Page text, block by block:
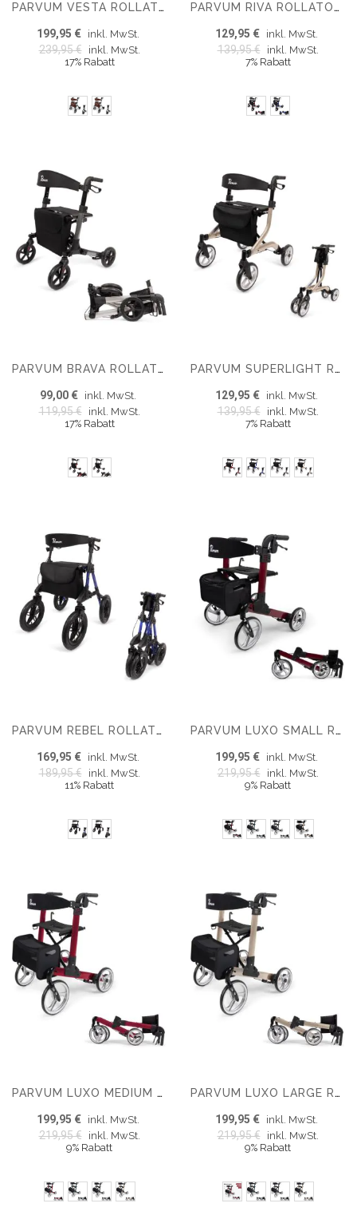
PARVUM VESTA ROLLATOR, LEICHT 6,3 KG, FALTBAR
199,95 € inkl. MwSt.
239,95 €
inkl. MwSt.
17% Rabatt
PARVUM RIVA ROLLATOR – DOPPELT FALTBAR UND LEICHTGEWICHTIG (6,6 KG)
129,95 € inkl. MwSt.
139,95 €
inkl. MwSt.
7% Rabatt
PARVUM BRAVA ROLLATOR - DREIFACH FALTBAR UND LEICHT (6,8 KG)
99,00 € inkl. MwSt.
119,95 €
inkl. MwSt.
17% Rabatt
PARVUM SUPERLIGHT ROLLATOR - ULTRA-LIGHTWEIGHT ROLLATOR (5.1 KG)
129,95 € inkl. MwSt.
139,95 €
inkl. MwSt.
7% Rabatt
PARVUM REBEL ROLLATOR MIT LUFTBEREIFUNG
169,95 € inkl. MwSt.
189,95 €
inkl. MwSt.
11% Rabatt
PARVUM LUXO SMALL ROLLATOR – LUXUS DOPPELT FALTBARER ROLLATOR (6,9 KG)
199,95 € inkl. MwSt.
219,95 €
inkl. MwSt.
9% Rabatt
PARVUM LUXO MEDIUM ROLLATOR – LUXUS DOPPELT FALTBARER ROLLATOR (6,9 KG)
199,95 € inkl. MwSt.
219,95 €
inkl. MwSt.
9% Rabatt
PARVUM LUXO LARGE ROLLATOR – LUXUS DOPPELT FALTBARER ROLLATOR (6,9 KG)
199,95 € inkl. MwSt.
219,95 €
inkl. MwSt.
9% Rabatt